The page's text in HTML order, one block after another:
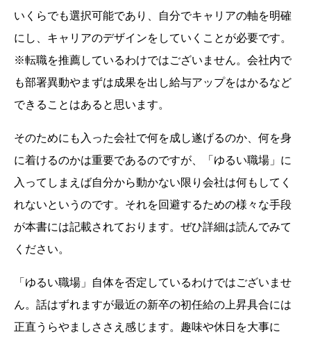
いくらでも選択可能であり、自分でキャリアの軸を明確
にし、キャリアのデザインをしていくことが必要です。
※転職を推薦しているわけではございません。会社内で
も部署異動やまずは成果を出し給与アップをはかるなど
できることはあると思います。
そのためにも入った会社で何を成し遂げるのか、何を身
に着けるのかは重要であるのですが、「ゆるい職場」に
入ってしまえば自分から動かない限り会社は何もしてく
れないというのです。それを回避するための様々な手段
が本書には記載されております。ぜひ詳細は読んでみて
ください。
「ゆるい職場」自体を否定しているわけではございませ
ん。話はずれますが最近の新卒の初任給の上昇具合には
正直うらやましささえ感じます。趣味や休日を大事に